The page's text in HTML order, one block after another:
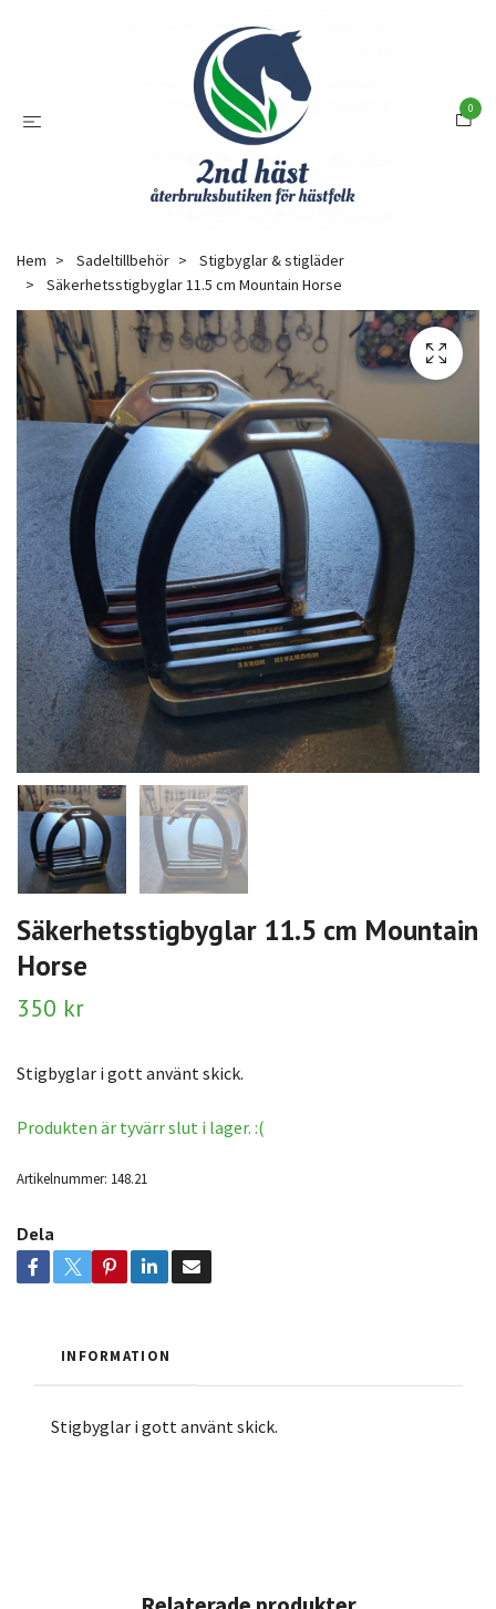
0
Hem Sadeltillbehör
Stigbyglar & stigläder
Säkerhetsstigbyglar 11.5 cm Mountain Horse
Säkerhetsstigbyglar 11.5 cm Mountain
Horse
350 kr
Stigbyglar i gott använt skick.
Produkten är tyvärr slut i lager. :(
Artikelnummer: 148.21
Dela
INFORMATION
Stigbyglar i gott använt skick.